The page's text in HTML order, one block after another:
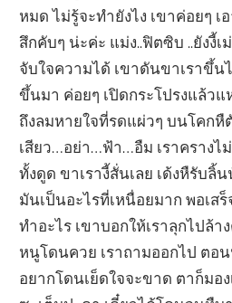
หมด ไม่รู้จะทำยังไง เขาค่อยๆ เ
สึกคับๆ น่ะค่ะ แม่ง..ฟิตซิบ ..ยังงี้
จับใจความได้ เขาดันขาเราขึ้น
ขึ้นมา ค่อยๆ เปิดกระโปรงแล้ว
ถึงลมหายใจที่รดแผ่วๆ บนโคกหื
เสียว…อย่า…ฟ้า…อืม เราครางไ
ทั้งดูด ขาเรางี้สั่นเลย เด้งหืรับลิ้
มันเป็นอะไรที่เหนื่อยมาก พอเส
ทำอะไร เขาบอกให้เราลุกไปล้า
หนูโดนควย เราถามออกไป ตอ
อยากโดนเย็ดใจจะขาด ตาก็มอ